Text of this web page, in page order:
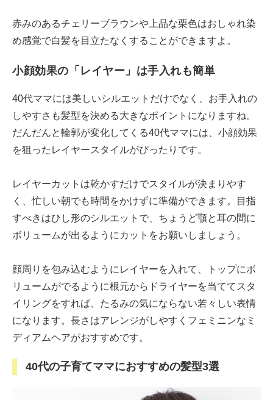
赤みのあるチェリーブラウンや上品な栗色はおしゃれ染
め感覚で白髪を目立たなくすることができますよ。
小顔効果の「レイヤー」は手入れも簡単
40代ママには美しいシルエットだけでなく、お手入れの
しやすさも髪型を決める大きなポイントになりますね。
だんだんと輪郭が変化してくる40代ママには、小顔効果
を狙ったレイヤースタイルがぴったりです。
レイヤーカットは乾かすだけでスタイルが決まりやす
く、忙しい朝でも時間をかけずに準備ができます。目指
すべきはひし形のシルエットで、ちょうど顎と耳の間に
ボリュームが出るようにカットをお願いしましょう。
顔周りを包み込むようにレイヤーを入れて、トップにボ
リュームがでるように根元からドライヤーを当ててスタ
イリングをすれば、たるみの気にならない若々しい表情
になります。長さはアレンジがしやすくフェミニンなミ
ディアムヘアがおすすめです。
40代の子育てママにおすすめの髪型3選